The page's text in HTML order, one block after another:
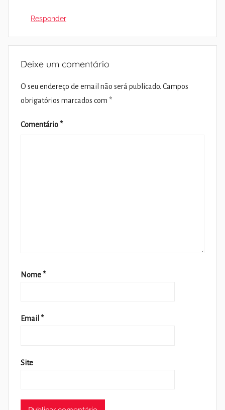
Responder
Deixe um comentário
O seu endereço de email não será publicado. Campos
obrigatórios marcados com *
Comentário *
Nome *
Email *
Site